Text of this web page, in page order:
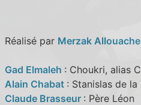
Réalisé par Merzak Allouache
Gad Elmaleh : Choukri, alias
Alain Chabat : Stanislas de
Claude Brasseur : Père Léon